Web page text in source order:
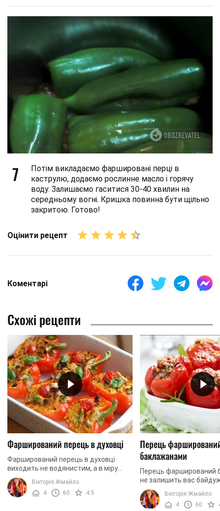
7
Потім викладаємо фаршировані перці в
каструлю, додаємо рослинне масло і горячу
воду. Залишаємо гаситися 30-40 хвилин на
середньому вогні. Кришка повинна бути щільно
закритою. Готово!
Оцінити рецепт
Коментарі
Схожі рецепти
Фарширований перець в духовці
Фарширований перець в духовці
виходить не водянистим, а в міру
соковитим і дуже смачним.
Сметанний соус надає приємний
смак і відмінно доповнює ...
Вікторія Жмайло
4
60 4.5
Перець
баклажанами
Перець фарширований
не залишить вас
смачна страва з
тільки вегетаріанців.
апетитними і ...
Вікторія Жмайло
4
60